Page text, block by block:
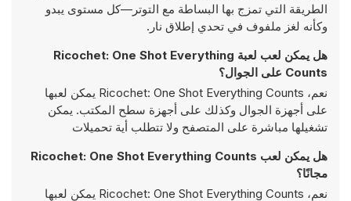
الطريقة التي تمزج بها البساطة مع التوتر—كل مستوى يبدو
وكأنه لغز ملفوف في تحدي إطلاق نار.
هل يمكن لعب لعبة Ricochet: One Shot Everything
Counts على الجوال؟
نعم، Ricochet: One Shot Everything Counts يمكن لعبها
على أجهزة الجوال وكذلك على أجهزة سطح المكتب. يمكن
تشغيلها مباشرة على المتصفح ولا تتطلب أية تحميلات
هل يمكن لعب Ricochet: One Shot Everything Counts
مجانًا؟
نعم، Ricochet: One Shot Everything Counts يمكن لعبها